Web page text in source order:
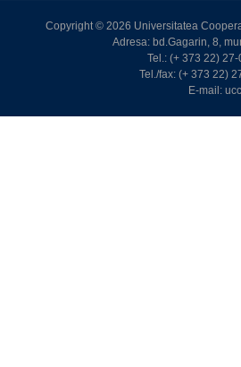
Copyright © 2026 Universitatea
Adresa: bd.Gagarin, 8,
Tel.: (+ 373 22)
Tel./fax: (+ 373 22)
E-mail: